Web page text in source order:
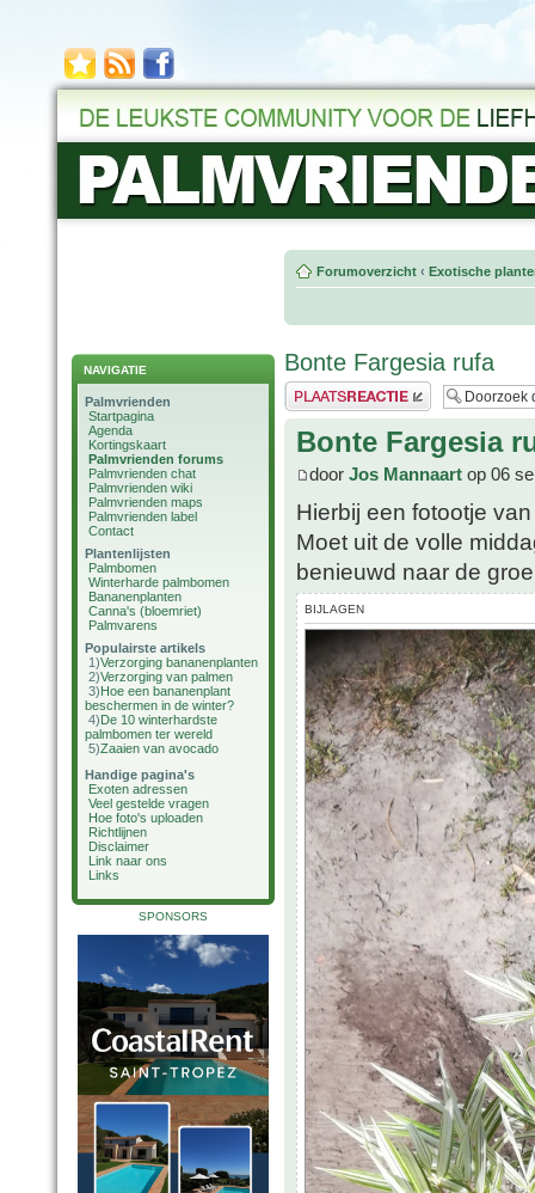
NAVIGATIE
Palmvrienden
Startpagina
Agenda
Kortingskaart
Palmvrienden forums
Palmvrienden chat
Palmvrienden wiki
Palmvrienden maps
Palmvrienden label
Contact
Plantenlijsten
Palmbomen
Winterharde palmbomen
Bananenplanten
Canna's (bloemriet)
Palmvarens
Populairste artikels
1)Verzorging bananenplanten
2)Verzorging van palmen
3)Hoe een bananenplant
beschermen in de winter?
4)De 10 winterhardste
palmbomen ter wereld
5)Zaaien van avocado
Handige pagina's
Exoten adressen
Veel gestelde vragen
Hoe foto's uploaden
Richtlijnen
Disclaimer
Link naar ons
Links
SPONSORS
Forumoverzicht ‹ Exotische
Bonte Fargesia rufa
Plaats een reactie
Bonte Fargesia
door Jos Mannaart op 06
Hierbij een fotootje
Moet uit de volle
benieuwd naar de
BIJLAGEN